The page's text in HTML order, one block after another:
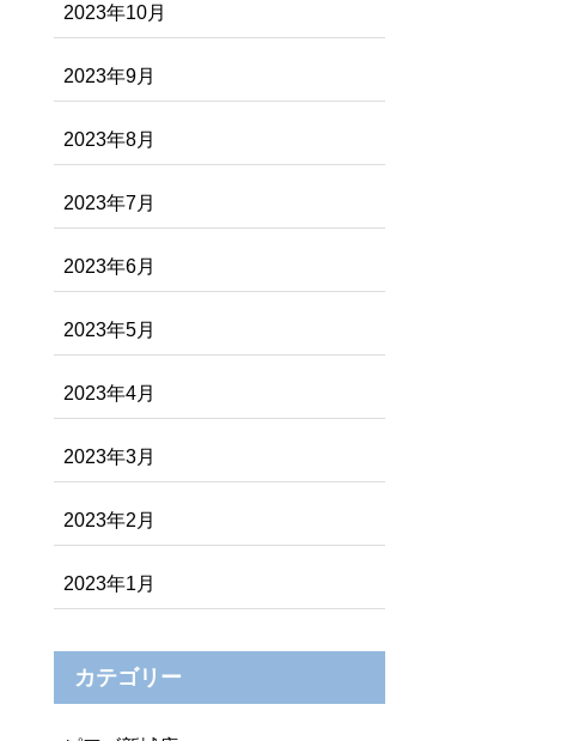
2023年10月
2023年9月
2023年8月
2023年7月
2023年6月
2023年5月
2023年4月
2023年3月
2023年2月
2023年1月
カテゴリー